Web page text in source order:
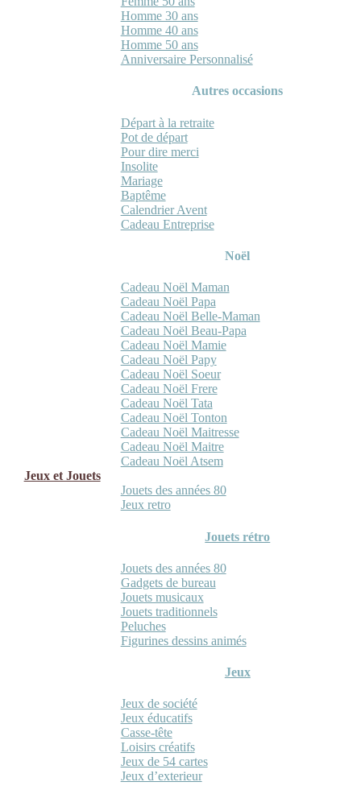
Homme 30 ans
Homme 40 ans
Homme 50 ans
Anniversaire Personnalisé
Autres occasions
Départ à la retraite
Pot de départ
Pour dire merci
Insolite
Mariage
Baptême
Calendrier Avent
Cadeau Entreprise
Noël
Cadeau Noël Maman
Cadeau Noël Papa
Cadeau Noël Belle-Maman
Cadeau Noël Beau-Papa
Cadeau Noël Mamie
Cadeau Noël Papy
Cadeau Noël Soeur
Cadeau Noël Frere
Cadeau Noël Tata
Cadeau Noël Tonton
Cadeau Noël Maitresse
Cadeau Noël Maitre
Cadeau Noël Atsem
Jeux et Jouets
Jouets des années 80
Jeux retro
Jouets rétro
Jouets des années 80
Gadgets de bureau
Jouets musicaux
Jouets traditionnels
Peluches
Figurines dessins animés
Jeux
Jeux de société
Jeux éducatifs
Casse-tête
Loisirs créatifs
Jeux de 54 cartes
Jeux d’exterieur